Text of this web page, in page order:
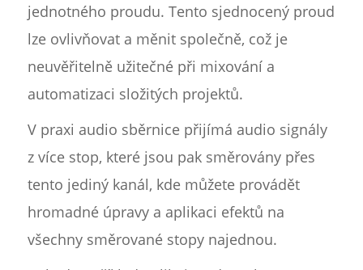
jednotného proudu. Tento sjednocený proud
lze ovlivňovat a měnit společně, což je
neuvěřitelně užitečné při mixování a
automatizaci složitých projektů.
V praxi audio sběrnice přijímá audio signály
z více stop, které jsou pak směrovány přes
tento jediný kanál, kde můžete provádět
hromadné úpravy a aplikaci efektů na
všechny směrované stopy najednou.